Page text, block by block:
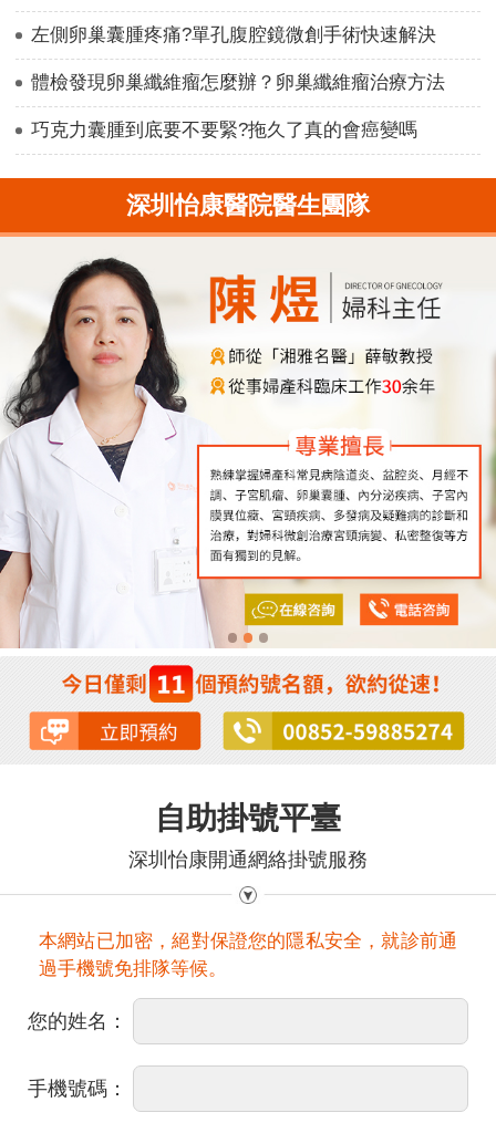
左側卵巢囊腫疼痛?單孔腹腔鏡微創手術快速解決
體檢發現卵巢纖維瘤怎麼辦？卵巢纖維瘤治療方法
巧克力囊腫到底要不要緊?拖久了真的會癌變嗎
深圳怡康醫院醫生團隊
自助掛號平臺
深圳怡康開通網絡掛號服務
本網站已加密，絕對保證您的隱私安全，就診前通
過手機號免排隊等候。
您的姓名：
手機號碼：